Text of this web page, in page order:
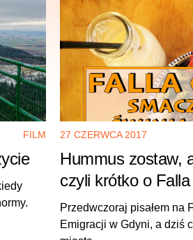
FILM 27 CZERWCA 2017
Hummus zostaw,
czyli krótko o
Przedwczoraj pisałem na
Emigracji w Gdyni, a dziś